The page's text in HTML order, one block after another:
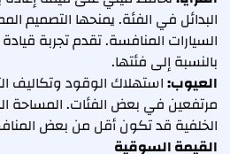
البدائل في الفئة. يمنحها التصميم
السيارات المنافسة. تقدم تجربة
بالنسبة إلى فئتها.
العيوب:استهلاك الوقود وتكاليف
مرتفعين في بعض الفئات. المساحة
الخلفية قد تكون أقل من بعض
القيمة السوقية